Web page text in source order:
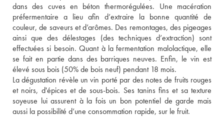
dans des cuves en béton thermorégulées. Une macération
préfermentaire a lieu afin d’extraire la bonne quantité de
couleur, de saveurs et d’arômes. Des remontages, des pigeages
ainsi que des délestages (des techniques d’extraction) sont
effectuées si besoin. Quant à la fermentation malolactique, elle
se fait en partie dans des barriques neuves. Enfin, le vin est
élevé sous bois (50% de bois neuf) pendant 18 mois.
La dégustation révèle un vin porté par des notes de fruits rouges
et noirs, d'épices et de sous-bois. Ses tanins fins et sa texture
soyeuse lui assurent à la fois un bon potentiel de garde mais
aussi la possibilité d’une consommation rapide, sur le fruit.